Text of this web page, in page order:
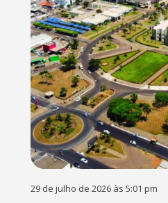
29 de julho de 2026 às 5:01 pm